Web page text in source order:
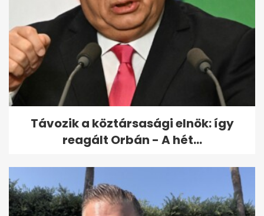
Több embert halálra késelt
egy férfi Németországban
Távozik a köztársasági elnök: így
reagált Orbán - A hét...